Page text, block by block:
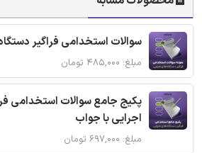
سوالات استخدامی فراگیر
مبلغ: ۴۸۵,۰۰۰ تومان
پکیج جامع سوالات استخدامی
اجرایی با جواب
مبلغ: ۶۹۷,۰۰۰ تومان